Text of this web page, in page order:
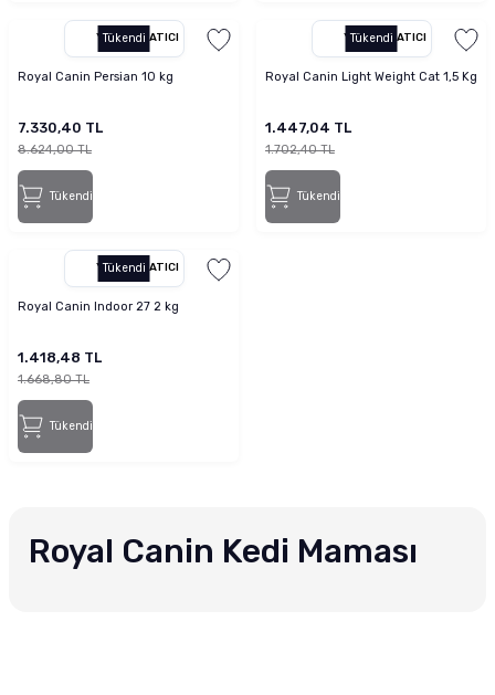
Tükendi
YETKILI SATICI
Royal Canin Persian 10 kg
7.330,40 TL
8.624,00 TL
Tükendi
Tükendi
YETKILI SATICI
Royal Canin Light Weight Cat 1,5 Kg
1.447,04 TL
1.702,40 TL
Tükendi
Tükendi
YETKILI SATICI
Royal Canin Indoor 27 2 kg
1.418,48 TL
1.668,80 TL
Tükendi
Royal Canin Kedi Maması